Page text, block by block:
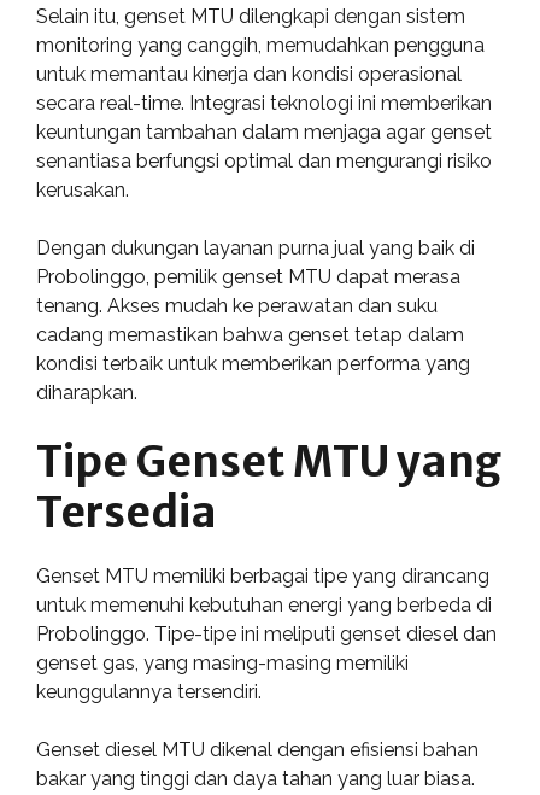
Selain itu, genset MTU dilengkapi dengan sistem
monitoring yang canggih, memudahkan pengguna
untuk memantau kinerja dan kondisi operasional
secara real-time. Integrasi teknologi ini memberikan
keuntungan tambahan dalam menjaga agar genset
senantiasa berfungsi optimal dan mengurangi risiko
kerusakan.
Dengan dukungan layanan purna jual yang baik di
Probolinggo, pemilik genset MTU dapat merasa
tenang. Akses mudah ke perawatan dan suku
cadang memastikan bahwa genset tetap dalam
kondisi terbaik untuk memberikan performa yang
diharapkan.
Tipe Genset MTU yang
Tersedia
Genset MTU memiliki berbagai tipe yang dirancang
untuk memenuhi kebutuhan energi yang berbeda di
Probolinggo. Tipe-tipe ini meliputi genset diesel dan
genset gas, yang masing-masing memiliki
keunggulannya tersendiri.
Genset diesel MTU dikenal dengan efisiensi bahan
bakar yang tinggi dan daya tahan yang luar biasa.